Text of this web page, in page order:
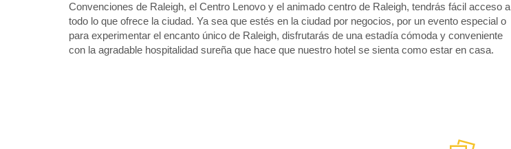
Convenciones de Raleigh, el Centro Lenovo y el animado centro de Raleigh, tendrás fácil acceso a
todo lo que ofrece la ciudad. Ya sea que estés en la ciudad por negocios, por un evento especial o
para experimentar el encanto único de Raleigh, disfrutarás de una estadía cómoda y conveniente
con la agradable hospitalidad sureña que hace que nuestro hotel se sienta como estar en casa.